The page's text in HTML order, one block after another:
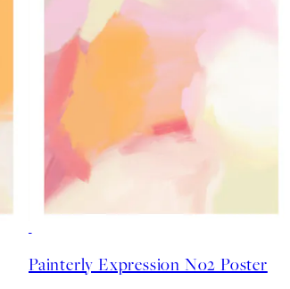
Painterly Expression No2 Poster